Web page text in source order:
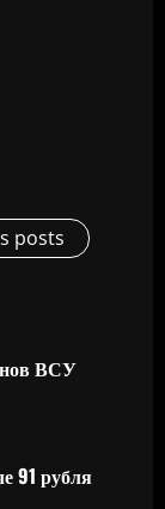
posts
ВСУ
91 рубля